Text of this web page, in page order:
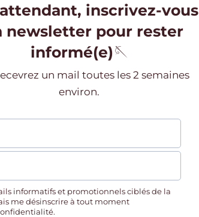
inscrivez-vous
newsletter pour rester
informé(e)🪡
un mail toutes les 2 semaines
environ.
informatifs et promotionnels ciblés de la
me désinscrire à tout moment
.